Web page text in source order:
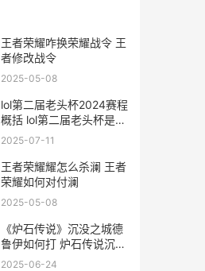
王者荣耀咋换荣耀战令 王
者修改战令
2025-05-08
lol第二届老头杯2024赛程
概括 lol第二届老头杯是什
么
2025-07-11
王者荣耀耀怎么杀澜 王者
荣耀如何对付澜
2025-05-08
《炉石传说》沉没之城德
鲁伊如何打 炉石传说沉睡
机制
2025-06-24